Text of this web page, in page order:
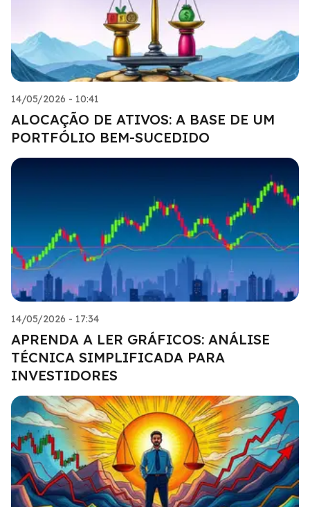
14/05/2026 - 10:41
ALOCAÇÃO DE ATIVOS: A BASE DE UM
PORTFÓLIO BEM-SUCEDIDO
14/05/2026 - 17:34
APRENDA A LER GRÁFICOS: ANÁLISE
TÉCNICA SIMPLIFICADA PARA
INVESTIDORES